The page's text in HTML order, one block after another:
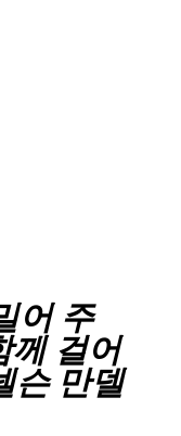
어 주
께 걸어
슨 만델